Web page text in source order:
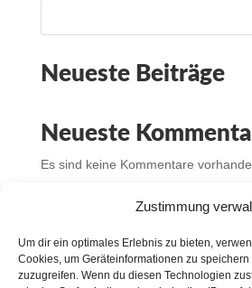
Zustimmung
Um dir ein optimales Erlebnis zu bieten,
Cookies, um Geräteinformationen zu
zuzugreifen. Wenn du diesen Technologien
Neueste Beiträge
Neueste
Es sind keine Kommentare
Impressum